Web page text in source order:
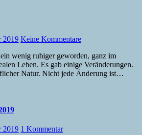
2019 Keine Kommentare
Leben. Es gab einige Veränderungen.
Natur. Nicht jede Änderung ist…
2019 1 Kommentar